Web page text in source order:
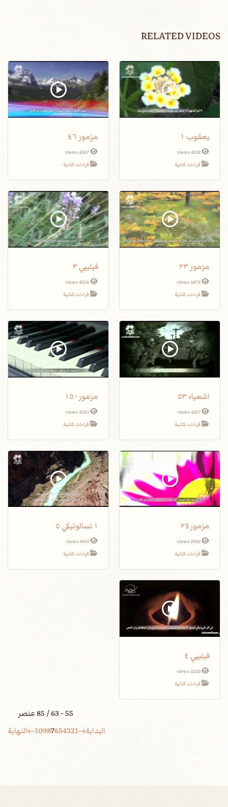
RELATED VIDEOS
يعقوب ١
4318 views
قراءات كتابية
مزمور ٤٦
4367 views
قراءات كتابية
مزمور ٢٣
4873 views
قراءات كتابية
فيليبي ٣
4556 views
قراءات كتابية
اشعياء ٥٣
4417 views
قراءات كتابية
مزمور١٥٠
4150 views
قراءات كتابية
مزمور٢٤
3926 views
قراءات كتابية
١ تسالونيكي ٥
4941 views
قراءات كتابية
فيليبي ٤
4243 views
قراءات كتابية
55 - 63 / 85 عنصر
البداية
1
2
3
4
5
6
7
8
9
10 النهاية